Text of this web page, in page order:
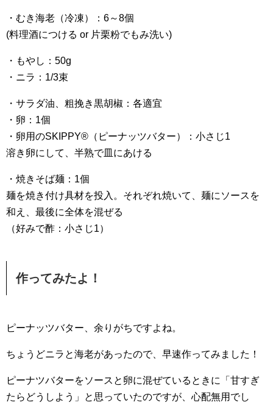
・むき海老（冷凍）：6～8個
(料理酒につける or 片栗粉でもみ洗い)
・もやし：50g
・ニラ：1/3束
・サラダ油、粗挽き黒胡椒：各適宜
・卵：1個
・卵用のSKIPPY®︎（ピーナッツバター）：小さじ1
溶き卵にして、半熟で皿にあける
・焼きそば麺：1個
麺を焼き付け具材を投入。それぞれ焼いて、麺にソースを
和え、最後に全体を混ぜる
（好みで酢：小さじ1）
作ってみたよ！
ピーナッツバター、余りがちですよね。
ちょうどニラと海老があったので、早速作ってみました！
ピーナツバターをソースと卵に混ぜているときに「甘すぎ
たらどうしよう」と思っていたのですが、心配無用でし